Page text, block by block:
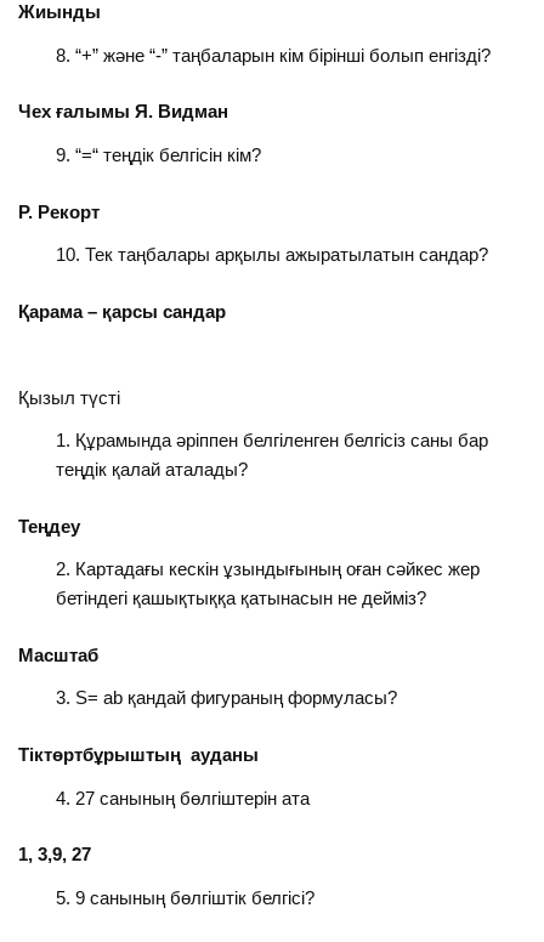
Жиынды
“+” және “-” таңбаларын кім бірінші болып енгізді?
Чех ғалымы Я. Видман
“=“ теңдік белгісін кім?
Р. Рекорт
Тек таңбалары арқылы ажыратылатын сандар?
Қарама – қарсы сандар
Қызыл түсті
Құрамында әріппен белгіленген белгісіз саны бар
теңдік қалай аталады?
Теңдеу
Картадағы кескін ұзындығының оған сәйкес жер
бетіндегі қашықтыққа қатынасын не дейміз?
Масштаб
S= ab қандай фигураның формуласы?
Тіктөртбұрыштың ауданы
27 санының бөлгіштерін ата
1, 3,9, 27
9 санының бөлгіштік белгісі?